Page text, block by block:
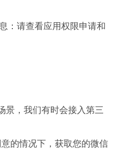
请查看应用权限申请和
，我们有时会接入第三
的情况下，获取您的微信